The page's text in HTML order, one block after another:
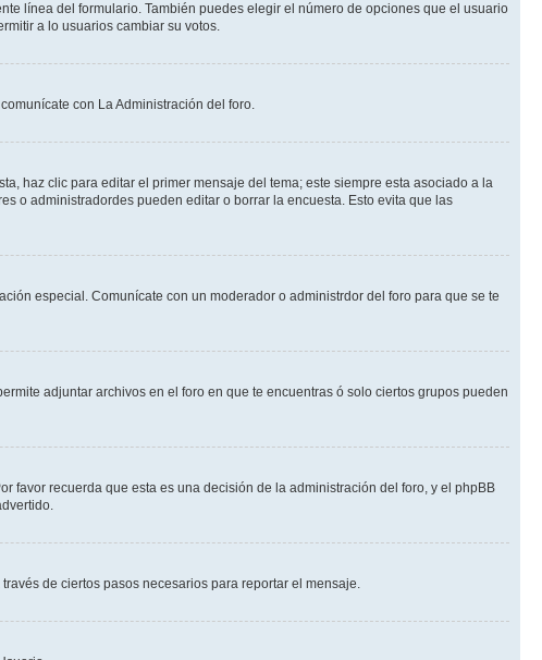
línea del formulario. También puedes elegir el número de opciones que el usuario
a lo usuarios cambiar su votos.
con La Administración del foro.
haz clic para editar el primer mensaje del tema; este siempre esta asociado a la
o administradordes pueden editar o borrar la encuesta. Esto evita que las
especial. Comunícate con un moderador o administrdor del foro para que se te
adjuntar archivos en el foro en que te encuentras ó solo ciertos grupos pueden
favor recuerda que esta es una decisión de la administración del foro, y el phpBB
de ciertos pasos necesarios para reportar el mensaje.